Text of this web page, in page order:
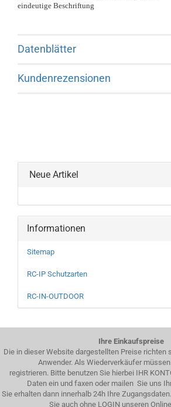
eindeutige Beschriftung
Datenblätter
Kundenrezensionen
Neue Artikel
Informationen
Sitemap
RC-IP Schutzarten
RC-IN-OUTDOOR
Ihre Einkaufspreise
Die in dieser Website dargestellten Preise richten
Anwender. Als Wiederverkäufer
registrieren. Bitte benutzen Sie hierbei IHR
Daten ein und faxen oder mailen Sie uns
Sie erhalten dann innerhalb 24h Ihre
Sie auch ohne LOGIN unseren